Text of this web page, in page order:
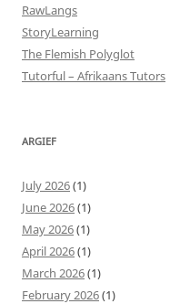
RawLangs
StoryLearning
The Flemish Polyglot
Tutorful – Afrikaans Tutors
ARGIEF
July 2026(1)
June 2026(1)
May 2026(1)
April 2026(1)
March 2026(1)
February 2026(1)